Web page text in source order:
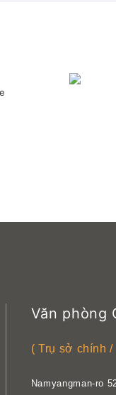
Văn phòng
( Trụ sở chính /
Namyangman-ro